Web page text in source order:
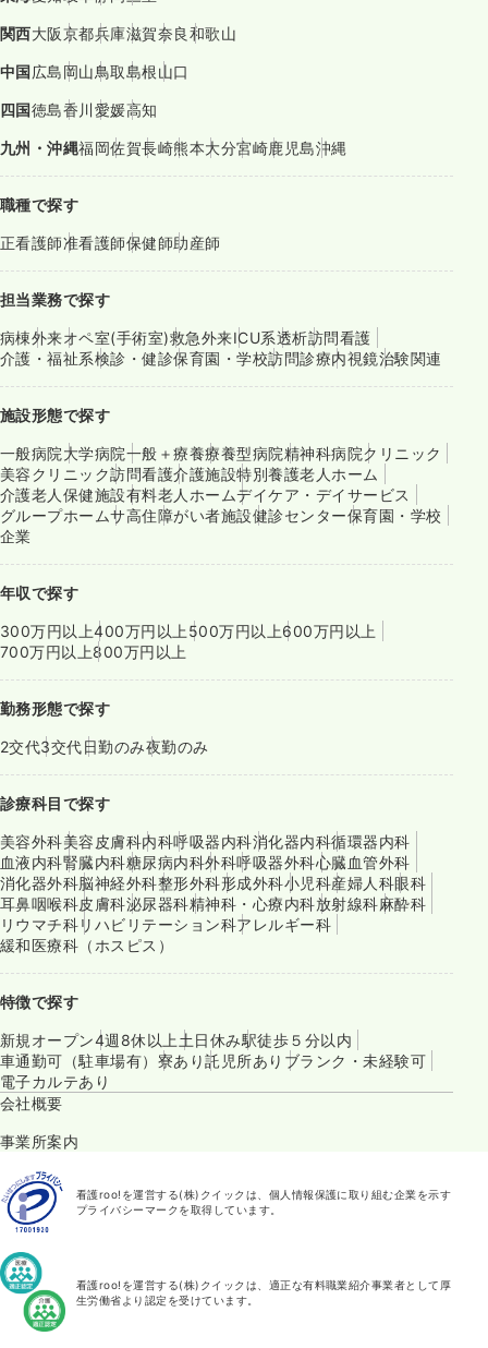
関西大阪京都兵庫滋賀奈良和歌山
中国広島岡山鳥取島根山口
四国徳島香川愛媛高知
九州・沖縄福岡佐賀長崎熊本大分宮崎鹿児島沖縄
職種で探す
正看護師准看護師保健師助産師
担当業務で探す
病棟外来オペ室(手術室)救急外来ICU系透析訪問看護
介護・福祉系検診・健診保育園・学校訪問診療内視鏡治験関連
施設形態で探す
一般病院大学病院一般＋療養療養型病院精神科病院クリニック
美容クリニック訪問看護介護施設特別養護老人ホーム
介護老人保健施設有料老人ホームデイケア・デイサービス
グループホームサ高住障がい者施設健診センター保育園・学校
企業
年収で探す
300万円以上400万円以上 500万円以上600万円以上
700万円以上800万円以上
勤務形態で探す
2交代3交代日勤のみ夜勤のみ
診療科目で探す
美容外科美容皮膚科内科呼吸器内科消化器内科循環器内科
血液内科腎臓内科糖尿病内科外科呼吸器外科心臓血管外科
消化器外科脳神経外科整形外科形成外科小児科産婦人科眼科
耳鼻咽喉科皮膚科泌尿器科精神科・心療内科放射線科麻酔科
リウマチ科リハビリテーション科アレルギー科
緩和医療科（ホスピス）
特徴で探す
新規オープン4週8休以上 土日休み駅徒歩５分以内
車通勤可（駐車場有） 寮あり託児所あり ブランク・未経験可
電子カルテあり
会社概要
事業所案内
看護roo!を運営する(株)クイックは、個人情報保護に取り組む企業を示す
プライバシーマークを取得しています。
看護roo!を運営する(株)クイックは、適正な有料職業紹介事業者として厚
生労働省より認定を受けています。